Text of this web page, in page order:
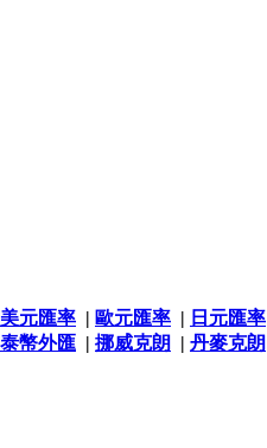
美元匯率 | 歐元匯率 | 日元匯率
泰幣外匯 | 挪威克朗 | 丹麥克朗